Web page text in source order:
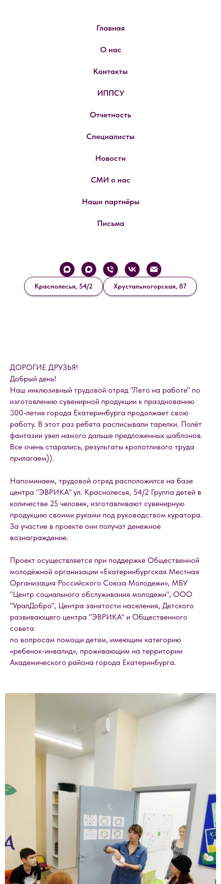
Главная
О нас
Контакты
ИППСУ
Отчетность
Специалисты
Новости
СМИ о нас
Наши партнёры
Письма
Краснолесья, 54/2 Хрустальногорская, 87
ДОРОГИЕ ДРУЗЬЯ!
Добрый день!
Наш инклюзивный трудовой отряд "Лето на работе" по
изготовлению сувенирной продукции к празднованию
300-летия города Екатеринбурга продолжает свою
работу. В этот раз ребята расписывали тарелки. Полёт
фантазии увел намого дальше предложенных шаблонов.
Все очень старались, результаты кропотливого труда
прилагаем)).
Напоминаем, трудовой отряд расположился на базе
центра "ЭВРИКА" ул. Краснолесья, 54/2 Группа детей в
количестве 25 человек, изготавливают сувенирную
продукцию своими руками под руководством куратора.
За участие в проекте они получат денежное
вознаграждение.
Проект осуществляется при поддержке Общественной
молодёжной организации «Екатеринбургская Местная
Организация Российского Союза Молодежи», МБУ
"Центр социального обслуживания молодежи", ООО
"УралДобро", Центра занятости населения, Детского
развивающего центра "ЭВРИКА" и Общественного
совета
по вопросам помощи детям, имеющим категорию
«ребенок-инвалид», проживающим на территории
Академического района города Екатеринбурга.